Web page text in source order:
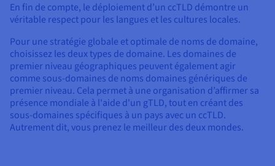
En fin de compte, le déploiement d’un ccTLD démontre un
véritable respect pour les langues et les cultures locales.
Pour une stratégie globale et optimale de noms de domaine,
choisissez les deux types de domaine. Les domaines de
premier niveau géographiques peuvent également agir
comme sous-domaines de noms domaines génériques de
premier niveau. Cela permet à une organisation d’affirmer sa
présence mondiale à l'aide d'un gTLD, tout en créant des
sous-domaines spécifiques à un pays avec un ccTLD.
Autrement dit, vous prenez le meilleur des deux mondes.